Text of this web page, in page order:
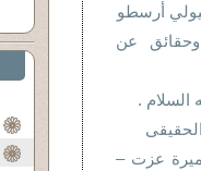
أرسطو
وحقائق عن
السلام .
عزت –